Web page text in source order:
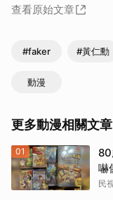
查看原始文章
#faker #黃仁勳
動漫
更多動漫相關文章
01
80
嚇
民